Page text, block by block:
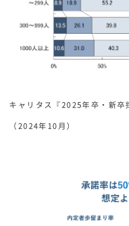
キャリタス『2025年卒・新卒
（2024年10月）